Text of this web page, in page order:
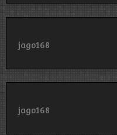
jago168
jago168